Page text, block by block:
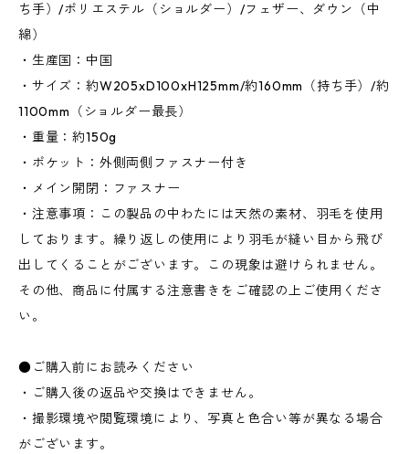
ち手）/ポリエステル（ショルダー）/フェザー、ダウン（中
綿）
・生産国：中国
・サイズ：約W205xD100xH125mm/約160mm（持ち手）/約
1100mm（ショルダー最長）
・重量：約150g
・ポケット：外側両側ファスナー付き
・メイン開閉：ファスナー
・注意事項：この製品の中わたには天然の素材、羽毛を使用
しております。繰り返しの使用により羽毛が縫い目から飛び
出してくることがございます。この現象は避けられません。
その他、商品に付属する注意書きをご確認の上ご使用くださ
い。
●ご購入前にお読みください
・ご購入後の返品や交換はできません。
・撮影環境や閲覧環境により、写真と色合い等が異なる場合
がございます。